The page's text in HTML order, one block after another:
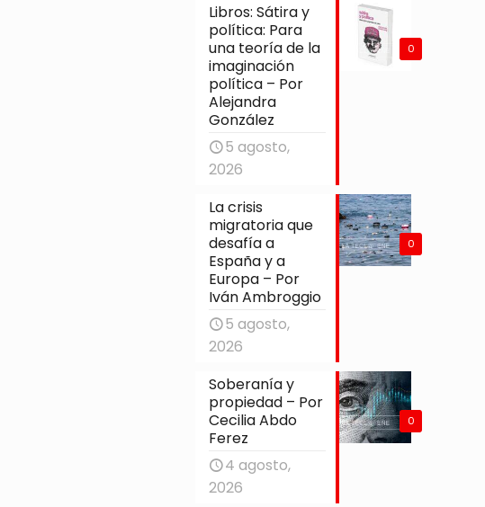
0
Libros: Sátira y
política: Para
una teoría de la
imaginación
política – Por
Alejandra
González
5 agosto,
2026
0
La crisis
migratoria que
desafía a
España y a
Europa – Por
Iván Ambroggio
5 agosto,
2026
0
Soberanía y
propiedad – Por
Cecilia Abdo
Ferez
4 agosto,
2026